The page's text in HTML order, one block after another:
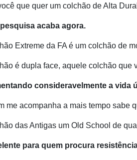
que quer um colchão de Alta
acaba agora.
Extreme da FA é um colchão de
é dupla face, aquele colchão que
consideravelmente a vida
me acompanha a mais tempo sabe
das Antigas um Old School de
para quem procura